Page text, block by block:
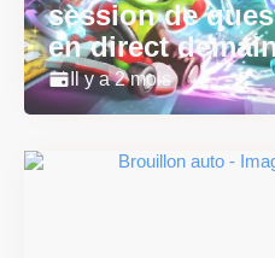
session de
en direct
Il y a 2 mois